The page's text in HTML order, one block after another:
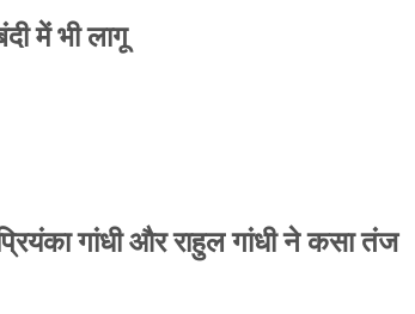
में भी लागू
गांधी और राहुल गांधी ने कसा तंज